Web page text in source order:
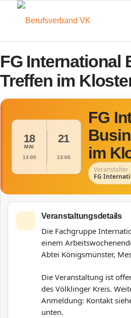
FG International
Treffen im
18
MAI
13:00
21
13:00
FG
im
Veranstalter
FG
Veranstaltungsdetails
Die Fachgruppe
einem
Abtei Königsmünster,
Die Veranstaltung ist
des Völklinger Kreis.
Anmeldung: Kontakt
unten.